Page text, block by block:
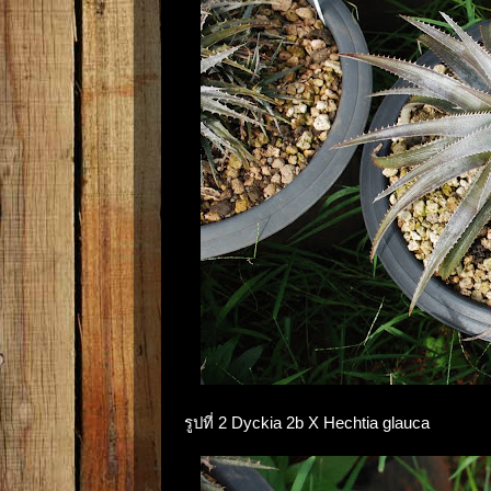
รูปที่ 2 Dyckia 2b X Hechtia glauca